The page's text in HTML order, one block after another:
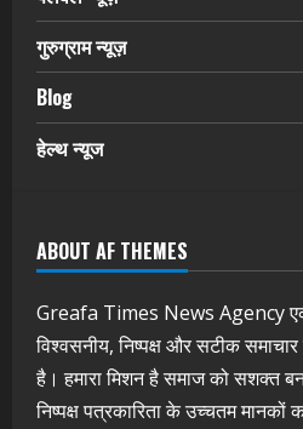
गुरुग्राम न्यूज़
Blog
हेल्थ न्यूज
ABOUT AF THEMES
Greafa Times News Agency
विश्वसनीय, निष्पक्ष और सटीक
है। हमारा मिशन है समाज को सशक्त
निष्पक्ष पत्रकारिता के उच्चतम मानकों